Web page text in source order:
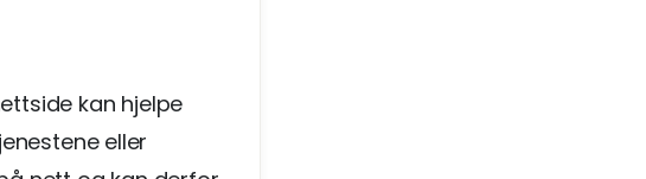
kan hjelpe
eller